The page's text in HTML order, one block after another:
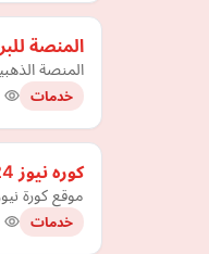
المنصة
المنصة
خدمات
كوره نيوز 24
موقع كورة نيوز 24 هو منصة رياضية متخصصة في متابعة آخر أخبار كرة القدم العالمية والعربية لحظة بلحظة. يقدّم الموقع تغطية حصرية
خدمات